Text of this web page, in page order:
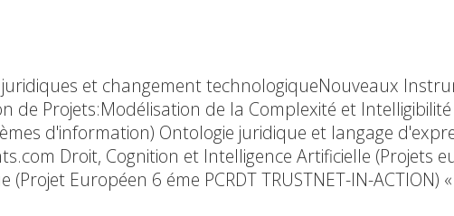
et changement technologiqueNouveaux
Projets:Modélisation de la Complexité et Intelligibilité
d'information) Ontologie juridique et langage
Droit, Cognition et Intelligence Artificielle (Projets
Européen 6 éme PCRDT TRUSTNET-IN-